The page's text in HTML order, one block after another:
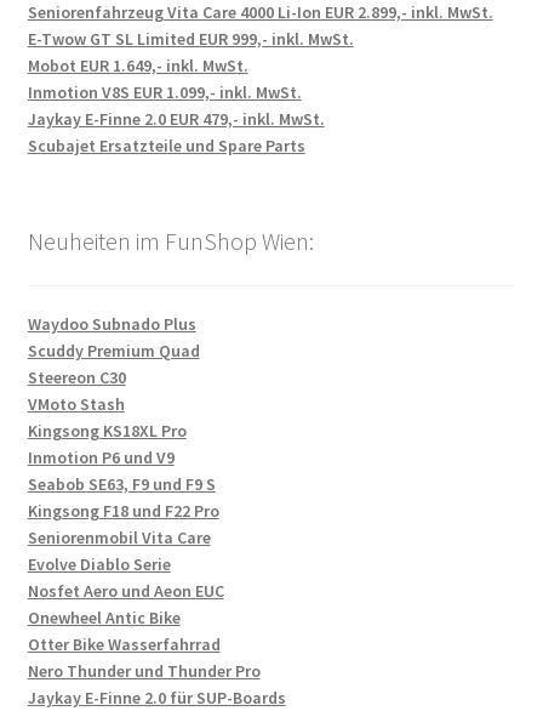
Seniorenfahrzeug Vita Care 4000 Li-Ion EUR 2.899,- inkl. MwSt.
E-Twow GT SL Limited EUR 999,- inkl. MwSt.
Mobot EUR 1.649,- inkl. MwSt.
Inmotion V8S EUR 1.099,- inkl. MwSt.
Jaykay E-Finne 2.0 EUR 479,- inkl. MwSt.
Scubajet Ersatzteile und Spare Parts
Neuheiten im FunShop Wien:
Waydoo Subnado Plus
Scuddy Premium Quad
Steereon C30
VMoto Stash
Kingsong KS18XL Pro
Inmotion P6 und V9
Seabob SE63, F9 und F9 S
Kingsong F18 und F22 Pro
Seniorenmobil Vita Care
Evolve Diablo Serie
Nosfet Aero und Aeon EUC
Onewheel Antic Bike
Otter Bike Wasserfahrrad
Nero Thunder und Thunder Pro
Jaykay E-Finne 2.0 für SUP-Boards